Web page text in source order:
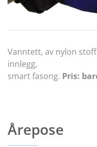
Vanntett, av nylon
innlegg,
smart fasong. Pris:
Årepose